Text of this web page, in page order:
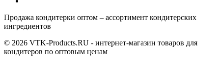
Продажа кондитерки оптом – ассортимент кондитерских
ингредиентов
© 2026 VTK-Products.RU - интернет-магазин товаров для
кондитеров по оптовым ценам